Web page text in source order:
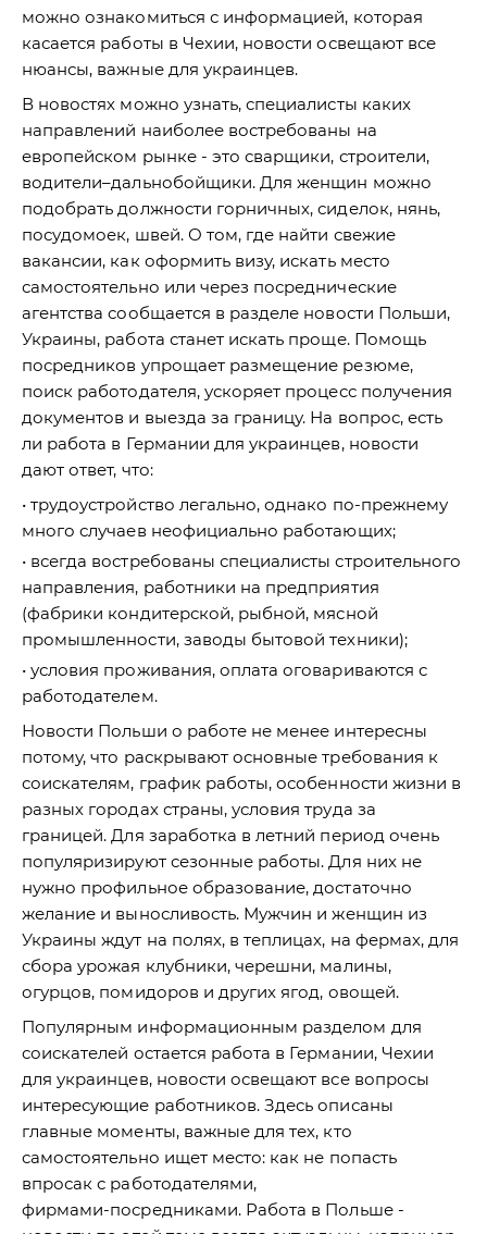
можно ознакомиться с информацией, которая
касается работы в Чехии, новости освещают все
нюансы, важные для украинцев.
В новостях можно узнать, специалисты каких
направлений наиболее востребованы на
европейском рынке - это сварщики, строители,
водители–дальнобойщики. Для женщин можно
подобрать должности горничных, сиделок, нянь,
посудомоек, швей. О том, где найти свежие
вакансии, как оформить визу, искать место
самостоятельно или через посреднические
агентства сообщается в разделе новости Польши,
Украины, работа станет искать проще. Помощь
посредников упрощает размещение резюме,
поиск работодателя, ускоряет процесс получения
документов и выезда за границу. На вопрос, есть
ли работа в Германии для украинцев, новости
дают ответ, что:
трудоустройство легально, однако по-прежнему
много случаев неофициально работающих;
всегда востребованы специалисты строительного
направления, работники на предприятия
(фабрики кондитерской, рыбной, мясной
промышленности, заводы бытовой техники);
условия проживания, оплата оговариваются с
работодателем.
Новости Польши о работе не менее интересны
потому, что раскрывают основные требования к
соискателям, график работы, особенности жизни в
разных городах страны, условия труда за
границей. Для заработка в летний период очень
популяризируют сезонные работы. Для них не
нужно профильное образование, достаточно
желание и выносливость. Мужчин и женщин из
Украины ждут на полях, в теплицах, на фермах, для
сбора урожая клубники, черешни, малины,
огурцов, помидоров и других ягод, овощей.
Популярным информационным разделом для
соискателей остается работа в Германии, Чехии
для украинцев, новости освещают все вопросы
интересующие работников. Здесь описаны
главные моменты, важные для тех, кто
самостоятельно ищет место: как не попасть
впросак с работодателями,
фирмами-посредниками. Работа в Польше -